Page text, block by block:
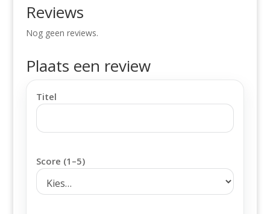
Reviews
Nog geen reviews.
Plaats een review
Titel
Score (1–5)